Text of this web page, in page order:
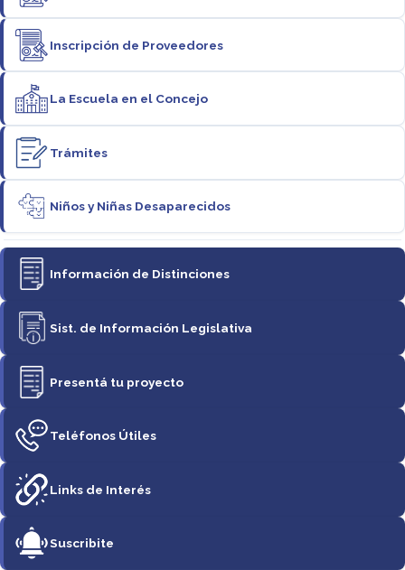
Inscripción de Proveedores
La Escuela en el Concejo
Trámites
Niños y Niñas Desaparecidos
Información de Distinciones
Sist. de Información Legislativa
Presentá tu proyecto
Teléfonos Útiles
Links de Interés
Suscribite